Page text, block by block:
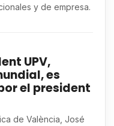
y de empresa.
UPV,
es
el president
de València, José